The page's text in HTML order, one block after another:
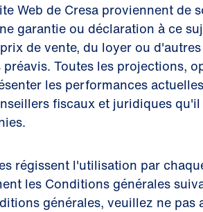
Web de Cresa proviennent de
garantie ou déclaration à ce
de vente, du loyer ou
Toutes les projections,
les performances
fiscaux et juridiques
régissent l'utilisation par
les Conditions générales
générales, veuillez ne pas